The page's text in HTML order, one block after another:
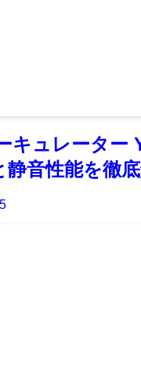
キュレーター
静音性能を徹